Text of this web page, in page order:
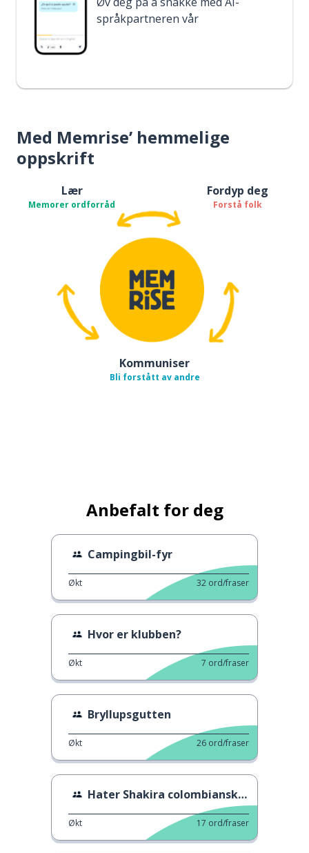
språkpartneren vår
Med Memrise’ hemmelige
oppskrift
Lær
Memorer ordforråd
Fordyp deg
Forstå folk
Kommuniser
Bli forstått av andre
Anbefalt for deg
Campingbil-fyr
Økt 32 ord/fraser
Hvor er klubben?
Økt 7 ord/fraser
Bryllupsgutten
Økt 26 ord/fraser
Hater Shakira colombiansk mat?
Økt 17 ord/fraser